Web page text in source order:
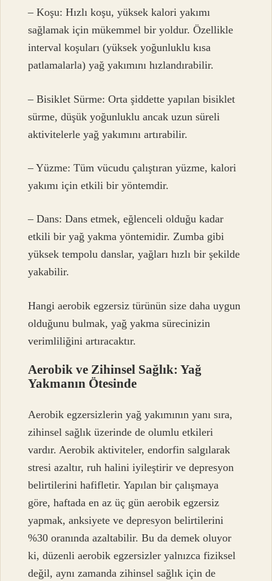
– Koşu: Hızlı koşu, yüksek kalori yakımı
sağlamak için mükemmel bir yoldur. Özellikle
interval koşuları (yüksek yoğunluklu kısa
patlamalarla) yağ yakımını hızlandırabilir.
– Bisiklet Sürme: Orta şiddette yapılan bisiklet
sürme, düşük yoğunluklu ancak uzun süreli
aktivitelerle yağ yakımını artırabilir.
– Yüzme: Tüm vücudu çalıştıran yüzme, kalori
yakımı için etkili bir yöntemdir.
– Dans: Dans etmek, eğlenceli olduğu kadar
etkili bir yağ yakma yöntemidir. Zumba gibi
yüksek tempolu danslar, yağları hızlı bir şekilde
yakabilir.
Hangi aerobik egzersiz türünün size daha uygun
olduğunu bulmak, yağ yakma sürecinizin
verimliliğini artıracaktır.
Aerobik ve Zihinsel Sağlık: Yağ
Yakmanın Ötesinde
Aerobik egzersizlerin yağ yakımının yanı sıra,
zihinsel sağlık üzerinde de olumlu etkileri
vardır. Aerobik aktiviteler, endorfin salgılarak
stresi azaltır, ruh halini iyileştirir ve depresyon
belirtilerini hafifletir. Yapılan bir çalışmaya
göre, haftada en az üç gün aerobik egzersiz
yapmak, anksiyete ve depresyon belirtilerini
%30 oranında azaltabilir. Bu da demek oluyor
ki, düzenli aerobik egzersizler yalnızca fiziksel
değil, aynı zamanda zihinsel sağlık için de